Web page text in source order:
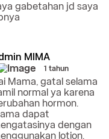
gabetahan jd saya
MIMA
1 tahun
Mama, gatal selama
normal ya karena
hormon.
dapat
dengan
lotion,